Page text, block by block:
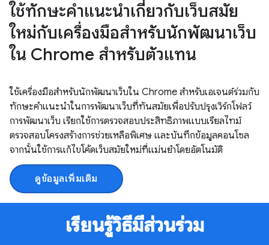
ใช้ทักษะคำแนะนำเกี่ยวกับเว็บสมัย
ใหม่กับเครื่องมือสำหรับนักพัฒนาเว็บ
ใน Chrome สำหรับตัวแทน
ใช้เครื่องมือสำหรับนักพัฒนาเว็บใน Chrome สำหรับเอเจนต์ร่วมกับ
ทักษะคำแนะนำในการพัฒนาเว็บที่ทันสมัยเพื่อปรับปรุงเวิร์กโฟลว์
การพัฒนาเว็บ เรียกใช้การตรวจสอบประสิทธิภาพแบบเรียลไทม์
ตรวจสอบโครงสร้างการช่วยเหลือพิเศษ และบันทึกข้อมูลคอนโซล
จากนั้นใช้การแก้ไขโค้ดเว็บสมัยใหม่ที่แม่นยำโดยอัตโนมัติ
ดูข้อมูลเพิ่มเติม
เรียนรู้วิธีมีส่วนร่วม